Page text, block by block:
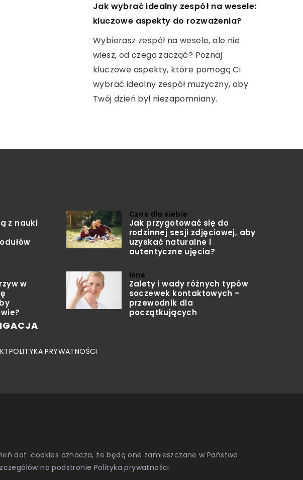
powietrzu wzbogaca podróżnicze
doświadczenia
Odkryj, jak praktyka jogi na świeżym
powietrzu wzbogaca Twoje przygody
podróżnicze poprzez połączenie natury,
relaksu i odnalezienia wewnętrznej
równowagi.
Jak wybrać idealny zespół na wesele:
kluczowe aspekty do rozważenia?
Wybierasz zespół na wesele, ale nie
wiesz, od czego zacząć? Poznaj
kluczowe aspekty, które pomogą Ci
wybrać idealny zespół muzyczny, aby
Twój dzień był niezapomniany.
terapia w walce z uzależnieniami?
wsparcie w pokonywaniu uzależnień,
pomagając zrozumieć ich przyczyny i
rozwijać zdrowe nawyki. Poznaj zalety,
jakie niesie ze sobą osobista praca z
terapeutą.
z nauki
Czas dla siebie
Jak przygotować się do
rodzinnej sesji zdjęciowej, aby
uzyskać naturalne i
autentyczne ujęcia?
w
Inne
Zalety i wady różnych typów
soczewek kontaktowych –
przewodnik dla
początkujących
POLITYKA PRYWATNOŚCI
dot. cookies oznacza, że będą one zamieszczane w Państwa
na podstronie Polityka prywatności.